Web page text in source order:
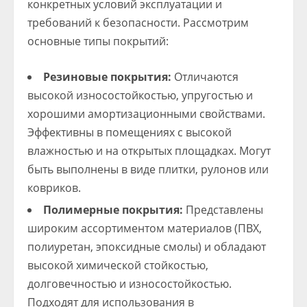
конкретных условий эксплуатации и
требований к безопасности. Рассмотрим
основные типы покрытий:
Резиновые покрытия: Отличаются
высокой износостойкостью, упругостью и
хорошими амортизационными свойствами.
Эффективны в помещениях с высокой
влажностью и на открытых площадках. Могут
быть выполнены в виде плитки, рулонов или
ковриков.
Полимерные покрытия: Представлены
широким ассортиментом материалов (ПВХ,
полиуретан, эпоксидные смолы) и обладают
высокой химической стойкостью,
долговечностью и износостойкостью.
Подходят для использования в